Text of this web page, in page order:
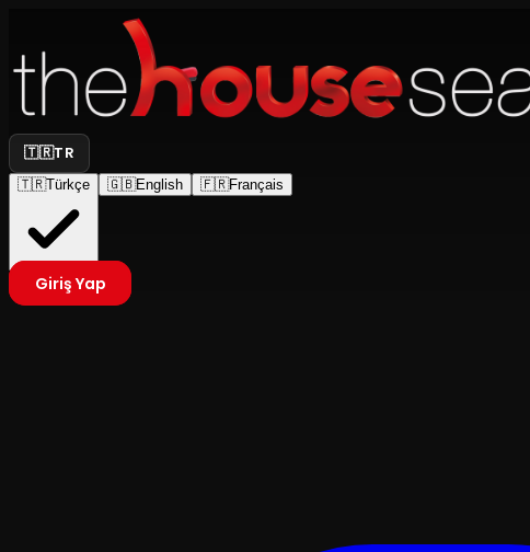
🇹🇷TR
🇹🇷Türkçe 🇬🇧English 🇫🇷Français
Giriş Yap